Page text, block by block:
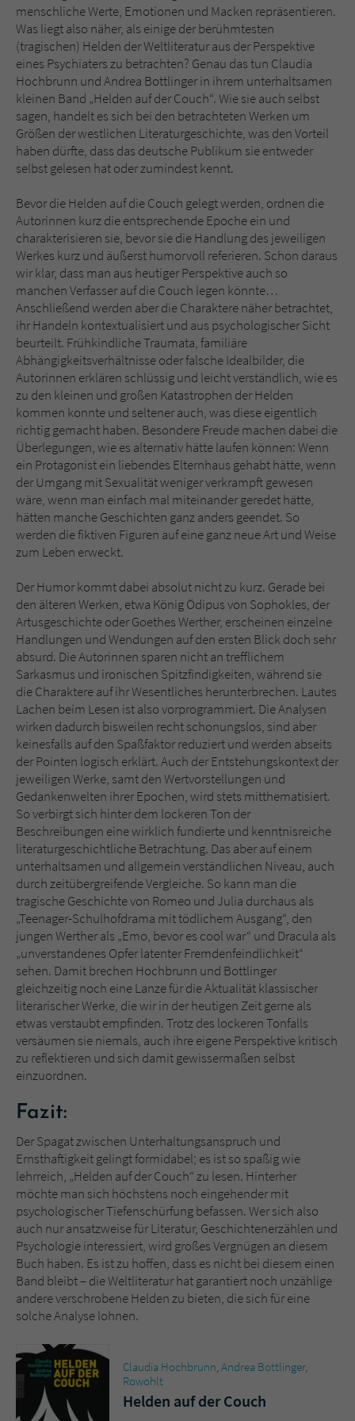
menschliche Werte, Emotionen und Macken repräsentieren.
Was liegt also näher, als einige der berühmtesten
(tragischen) Helden der Weltliteratur aus der Perspektive
eines Psychiaters zu betrachten? Genau das tun Claudia
Hochbrunn und Andrea Bottlinger in ihrem unterhaltsamen
kleinen Band „Helden auf der Couch“. Wie sie auch selbst
sagen, handelt es sich bei den betrachteten Werken um
Größen der westlichen Literaturgeschichte, was den Vorteil
haben dürfte, dass das deutsche Publikum sie entweder
selbst gelesen hat oder zumindest kennt.
Bevor die Helden auf die Couch gelegt werden, ordnen die
Autorinnen kurz die entsprechende Epoche ein und
charakterisieren sie, bevor sie die Handlung des jeweiligen
Werkes kurz und äußerst humorvoll referieren. Schon daraus
wir klar, dass man aus heutiger Perspektive auch so
manchen Verfasser auf die Couch legen könnte…
Anschließend werden aber die Charaktere näher betrachtet,
ihr Handeln kontextualisiert und aus psychologischer Sicht
beurteilt. Frühkindliche Traumata, familiäre
Abhängigkeitsverhältnisse oder falsche Idealbilder, die
Autorinnen erklären schlüssig und leicht verständlich, wie es
zu den kleinen und großen Katastrophen der Helden
kommen konnte und seltener auch, was diese eigentlich
richtig gemacht haben. Besondere Freude machen dabei die
Überlegungen, wie es alternativ hätte laufen können: Wenn
ein Protagonist ein liebendes Elternhaus gehabt hätte, wenn
der Umgang mit Sexualität weniger verkrampft gewesen
wäre, wenn man einfach mal miteinander geredet hätte,
hätten manche Geschichten ganz anders geendet. So
werden die fiktiven Figuren auf eine ganz neue Art und Weise
zum Leben erweckt.
Der Humor kommt dabei absolut nicht zu kurz. Gerade bei
den älteren Werken, etwa König Ödipus von Sophokles, der
Artusgeschichte oder Goethes Werther, erscheinen einzelne
Handlungen und Wendungen auf den ersten Blick doch sehr
absurd. Die Autorinnen sparen nicht an trefflichem
Sarkasmus und ironischen Spitzfindigkeiten, während sie
die Charaktere auf ihr Wesentliches herunterbrechen. Lautes
Lachen beim Lesen ist also vorprogrammiert. Die Analysen
wirken dadurch bisweilen recht schonungslos, sind aber
keinesfalls auf den Spaßfaktor reduziert und werden abseits
der Pointen logisch erklärt. Auch der Entstehungskontext der
jeweiligen Werke, samt den Wertvorstellungen und
Gedankenwelten ihrer Epochen, wird stets mitthematisiert.
So verbirgt sich hinter dem lockeren Ton der
Beschreibungen eine wirklich fundierte und kenntnisreiche
literaturgeschichtliche Betrachtung. Das aber auf einem
unterhaltsamen und allgemein verständlichen Niveau, auch
durch zeitübergreifende Vergleiche. So kann man die
tragische Geschichte von Romeo und Julia durchaus als
„Teenager-Schulhofdrama mit tödlichem Ausgang“, den
jungen Werther als „Emo, bevor es cool war“ und Dracula als
„unverstandenes Opfer latenter Fremdenfeindlichkeit“
sehen. Damit brechen Hochbrunn und Bottlinger
gleichzeitig noch eine Lanze für die Aktualität klassischer
literarischer Werke, die wir in der heutigen Zeit gerne als
etwas verstaubt empfinden. Trotz des lockeren Tonfalls
versäumen sie niemals, auch ihre eigene Perspektive kritisch
zu reflektieren und sich damit gewissermaßen selbst
einzuordnen.
Fazit:
Der Spagat zwischen Unterhaltungsanspruch und
Ernsthaftigkeit gelingt formidabel; es ist so spaßig wie
lehrreich, „Helden auf der Couch“ zu lesen. Hinterher
möchte man sich höchstens noch eingehender mit
psychologischer Tiefenschürfung befassen. Wer sich also
auch nur ansatzweise für Literatur, Geschichtenerzählen und
Psychologie interessiert, wird großes Vergnügen an diesem
Buch haben. Es ist zu hoffen, dass es nicht bei diesem einen
Band bleibt – die Weltliteratur hat garantiert noch unzählige
andere verschrobene Helden zu bieten, die sich für eine
solche Analyse lohnen.
Claudia Hochbrunn,Andrea Bottlinger,
Rowohlt
Helden auf der Couch
Sicherheitscode des Kontaktformulars zu
überprüfen.